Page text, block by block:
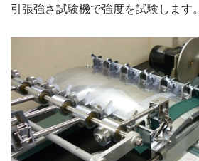
引張強さ試験機で強度を試験します。